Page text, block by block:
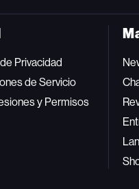
Privacidad
de Servicio
y Permisos